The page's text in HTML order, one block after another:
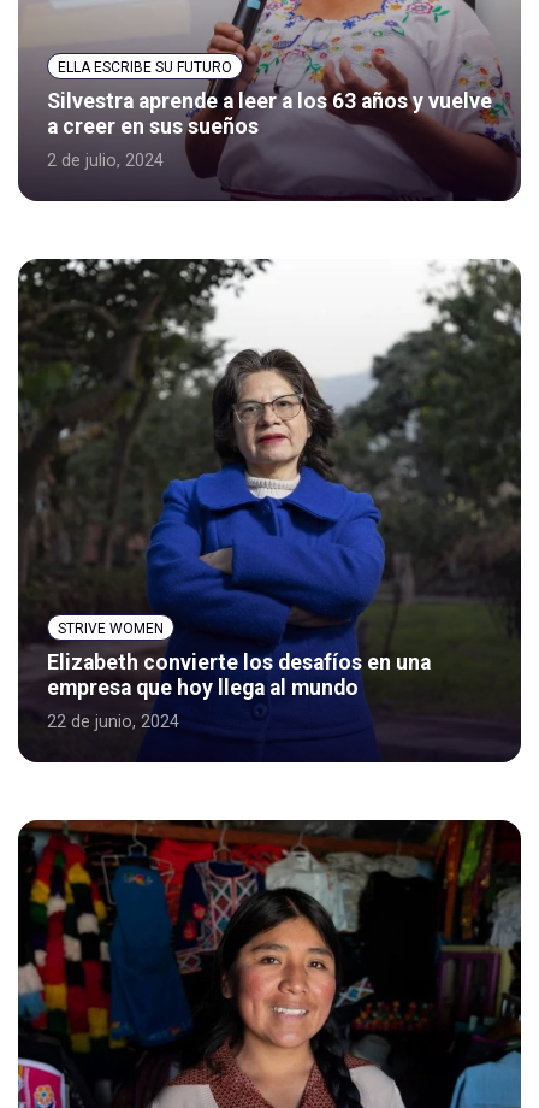
ELLA ESCRIBE SU FUTURO
Silvestra aprende a leer a los 63 años y vuelve
a creer en sus sueños
2 de julio, 2024
STRIVE WOMEN
Elizabeth convierte los desafíos en una
empresa que hoy llega al mundo
22 de junio, 2024